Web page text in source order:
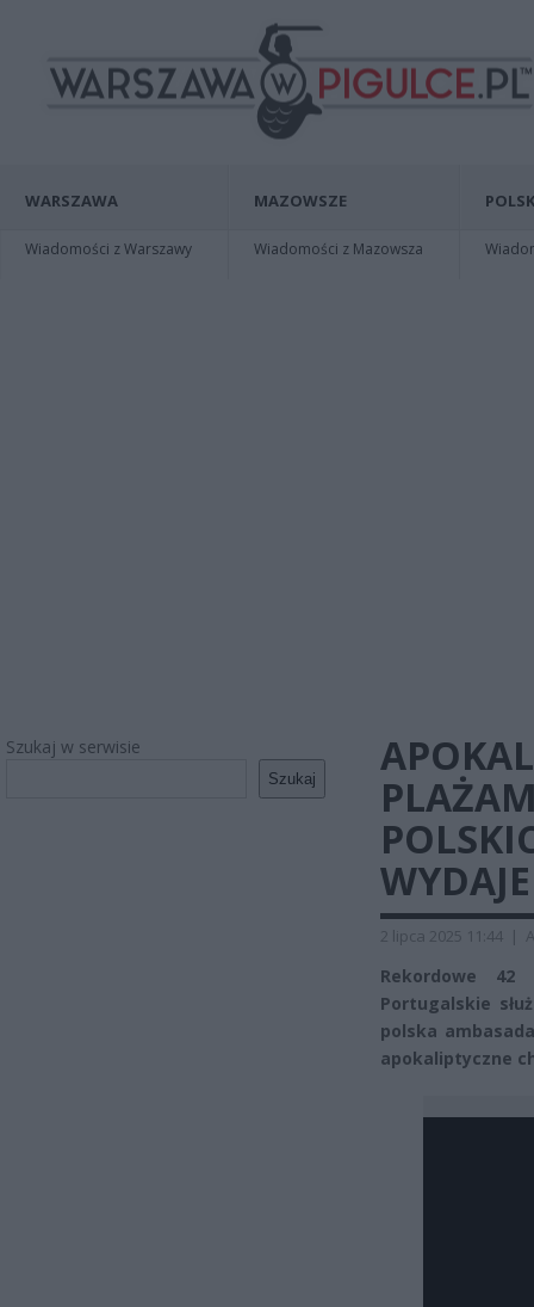
WARSZAWA
Wiadomości z Warszawy
MAZOWSZE
Wiadomości z Mazowsza
Szukaj w serwisie
Szukaj
2 lipca 2025 11:44 |
Rekordowe
Portugalskie
polska
apokaliptyczne